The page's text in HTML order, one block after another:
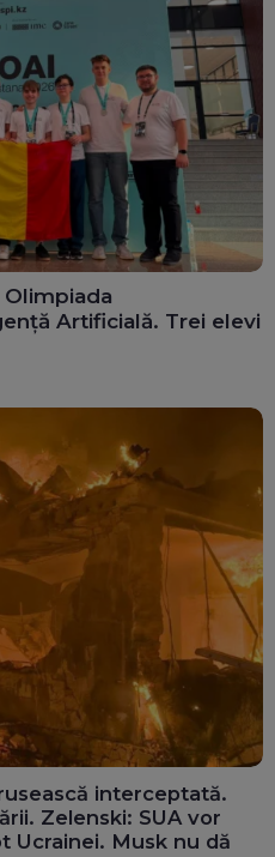
Artificială. Trei elevi
interceptată.
Zelenski: SUA vor
Ucrainei. Musk nu dă